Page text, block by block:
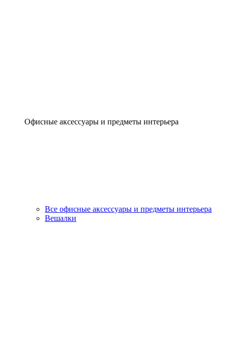
Офисные аксессуары и предметы интерьера
Все офисные аксессуары и предметы интерьера
Вешалки